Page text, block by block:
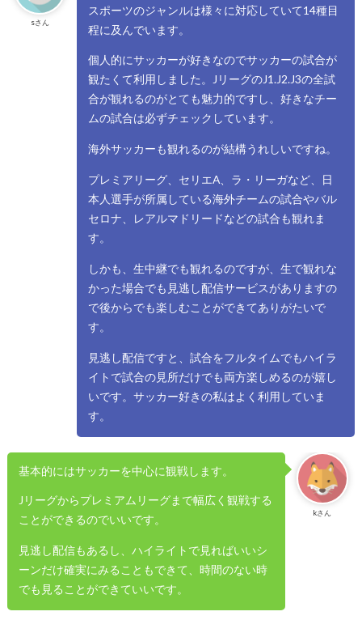
sさん
スポーツのジャンルは様々に対応していて14種目
程に及んでいます。
個人的にサッカーが好きなのでサッカーの試合が
観たくて利用しました。JリーグのJ1.J2.J3の全試
合が観れるのがとても魅力的ですし、好きなチー
ムの試合は必ずチェックしています。
海外サッカーも観れるのが結構うれしいですね。
プレミアリーグ、セリエA、ラ・リーガなど、日
本人選手が所属している海外チームの試合やバル
セロナ、レアルマドリードなどの試合も観れま
す。
しかも、生中継でも観れるのですが、生で観れな
かった場合でも見逃し配信サービスがありますの
で後からでも楽しむことができてありがたいで
す。
見逃し配信ですと、試合をフルタイムでもハイラ
イトで試合の見所だけでも両方楽しめるのが嬉し
いです。サッカー好きの私はよく利用していま
す。
kさん
基本的にはサッカーを中心に観戦します。
Jリーグからプレミアムリーグまで幅広く観戦する
ことができるのでいいです。
見逃し配信もあるし、ハイライトで見ればいいシ
ーンだけ確実にみることもできて、時間のない時
でも見ることができていいです。